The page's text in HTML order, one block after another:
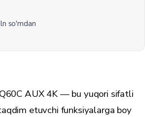
so'mdan
AUX 4K — bu yuqori sifatli
etuvchi funksiyalarga boy